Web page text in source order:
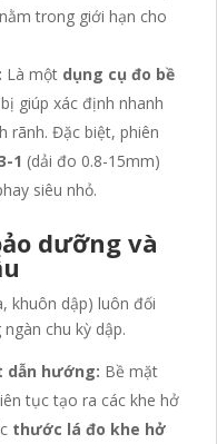
trong giới hạn cho
Là một dụng cụ đo bề
giúp xác định nhanh
rãnh. Đặc biệt, phiên
1 (dải đo 0.8-15mm)
siêu nhỏ.
dưỡng và
khuôn dập) luôn đối
chu kỳ dập.
dẫn hướng: Bề mặt
tục tạo ra các khe hở
thước lá đo khe hở